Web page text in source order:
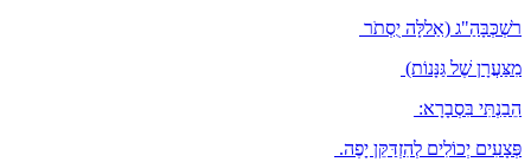
רֹשְׁכְּבָּהַ"ג (אַללָּה יֻסְתֹר
מִצַּעֲרָן שֶׁל גַּנָּנוֹת)
הֵבַנְתִּי בִּסְבָרָא:
פְּצָעִים יְכוֹלִים לְהִזְדַּקֵּן יָפֶה.